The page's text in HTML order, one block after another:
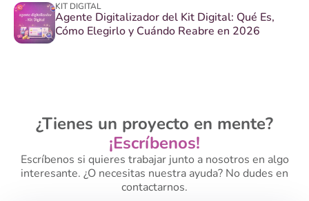
KIT DIGITAL
Agente Digitalizador del Kit Digital: Qué Es,
Cómo Elegirlo y Cuándo Reabre en 2026
¿Tienes un proyecto en mente?
¡Escríbenos!
Escríbenos si quieres trabajar junto a nosotros en algo
interesante. ¿O necesitas nuestra ayuda? No dudes en
contactarnos.